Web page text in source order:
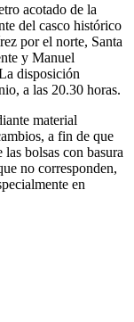
acotado de la
del casco histórico
por el norte, Santa
y Manuel
disposición
a las 20.30 horas.
material
a fin de que
las bolsas con basura
no corresponden,
en